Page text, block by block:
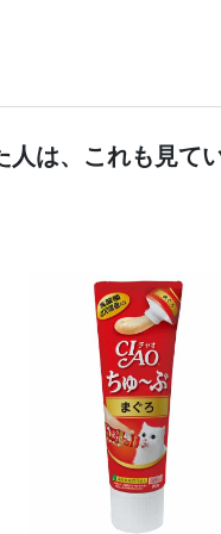
人は、これも見て